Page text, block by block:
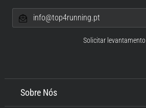
Sobre Nós
info@top4running.pt
Solicitar levantamento